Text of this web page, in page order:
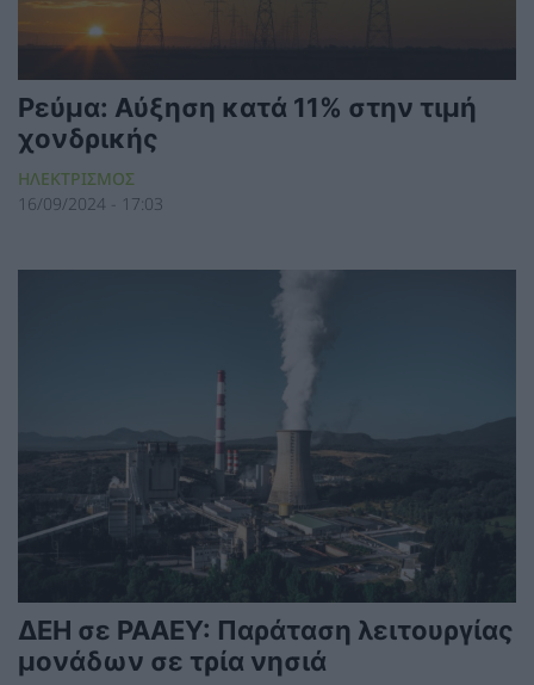
Ρεύμα: Αύξηση κατά 11% στην τιμή
χονδρικής
ΗΛΕΚΤΡΙΣΜΟΣ
16/09/2024 - 17:03
ΔΕΗ σε ΡΑΑΕΥ: Παράταση λειτουργίας
μονάδων σε τρία νησιά